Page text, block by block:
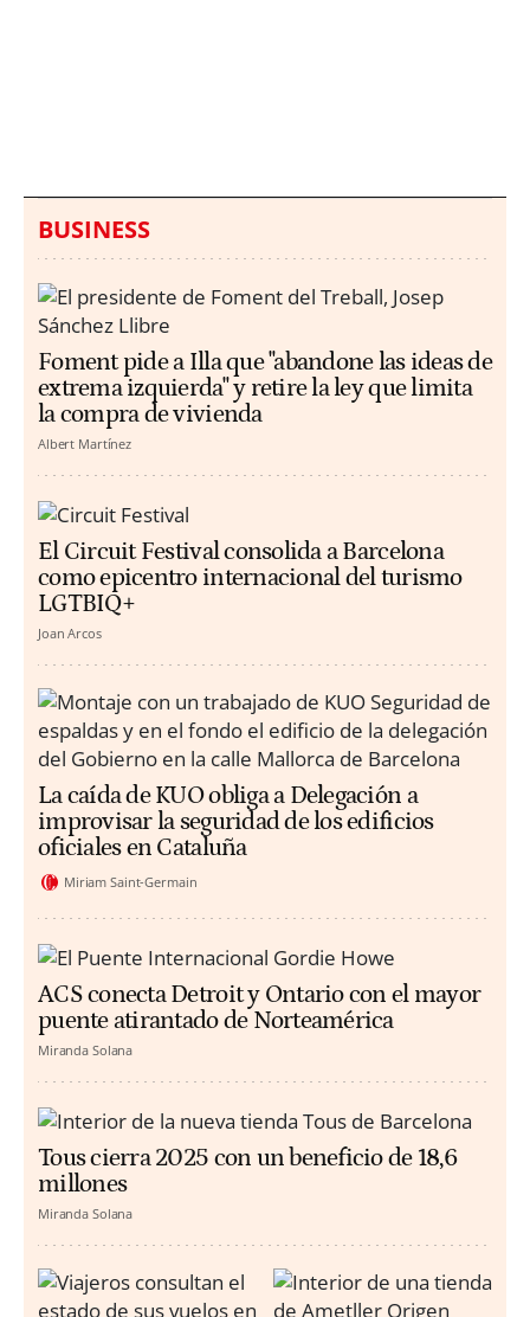
BUSINESS
Foment pide a Illa que "abandone las ideas de
extrema izquierda" y retire la ley que limita
la compra de vivienda
Albert Martínez
El Circuit Festival consolida a Barcelona
como epicentro internacional del turismo
LGTBIQ+
Joan Arcos
La caída de KUO obliga a Delegación a
improvisar la seguridad de los edificios
oficiales en Cataluña
Miriam Saint-Germain
ACS conecta Detroit y Ontario con el mayor
puente atirantado de Norteamérica
Miranda Solana
Tous cierra 2025 con un beneficio de 18,6
millones
Miranda Solana